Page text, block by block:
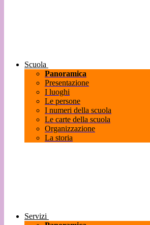
Scuola
Panoramica
Presentazione
I luoghi
Le persone
I numeri della scuola
Le carte della scuola
Organizzazione
La storia
Servizi